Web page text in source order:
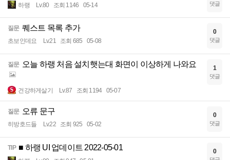
하랭 Lv.80 조회 1146 05-14 댓글
질문 퀘스트 목록 추가
초보인데요 Lv.21 조회 685 05-08
0
댓글
질문 오늘 하랭 처음 설치햇는대 화면이 이상하게 나와요
건강하게살기 Lv.87 조회 1194 05-07
1
댓글
질문 오류 문구
히방호드들 Lv.22 조회 925 05-02
0
댓글
TIP ■ 하랭 UI 업데이트 2022-05-01 0